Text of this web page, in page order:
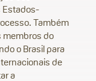
Estados-
Também
membros do
o Brasil para
de
a